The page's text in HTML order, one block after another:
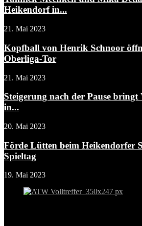
Heikendorf in...
21. Mai 2023
Kopfball von Henrik Schnoor
Oberliga-Tor
21. Mai 2023
Steigerung nach der Pause
in...
20. Mai 2023
Förde Lütten beim Heikendorfer
Spieltag
19. Mai 2023